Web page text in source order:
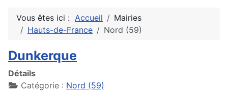
Vous êtes ici : Accueil
Mairies
Hauts-de-France
Nord (59)
Dunkerque
Détails
Catégorie : Nord (59)